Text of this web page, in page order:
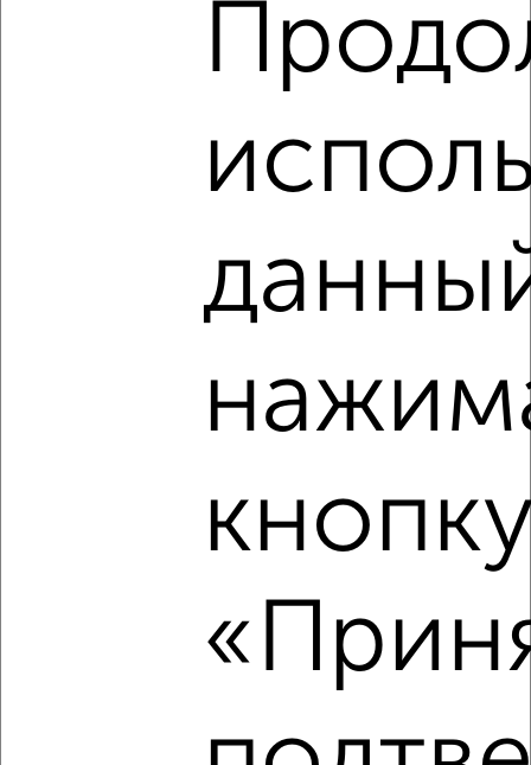
за м²
Ленинский район, Шубиных 22А
3-к квартира, вторичка, 80м², 4/4 этаж
за м²
Советский район, Каравайковой 141